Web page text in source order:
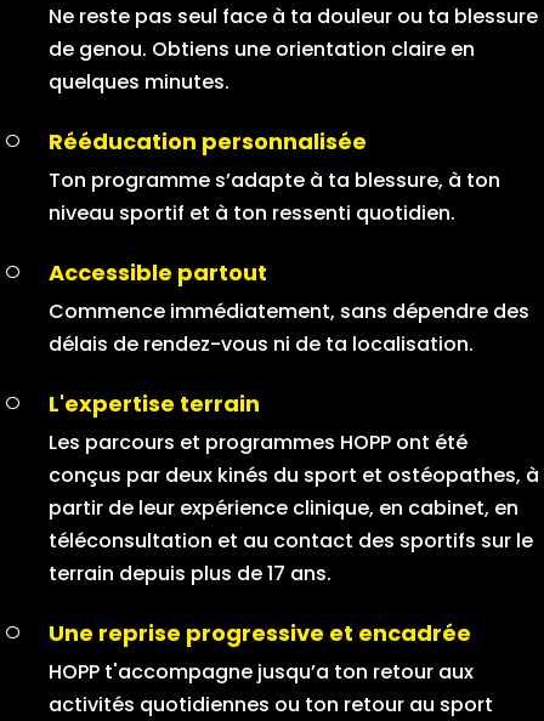
Ne reste pas seul face à ta douleur ou ta blessure
de genou. Obtiens une orientation claire en
quelques minutes.
Rééducation personnalisée
Ton programme s’adapte à ta blessure, à ton
niveau sportif et à ton ressenti quotidien.
Accessible partout
Commence immédiatement, sans dépendre des
délais de rendez-vous ni de ta localisation.
L'expertise terrain
Les parcours et programmes HOPP ont été
conçus par deux kinés du sport et ostéopathes, à
partir de leur expérience clinique, en cabinet, en
téléconsultation et au contact des sportifs sur le
terrain depuis plus de 17 ans.
Une reprise progressive et encadrée
HOPP t'accompagne jusqu’a ton retour aux
activités quotidiennes ou ton retour au sport